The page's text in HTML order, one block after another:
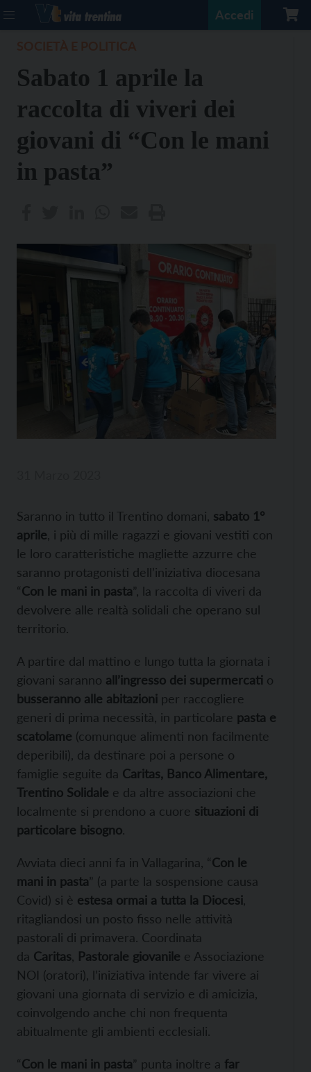
Accedi
Sabato 1 aprile la
raccolta di viveri dei
giovani di “Con le mani
in pasta”
Saranno in tutto il Trentino domani, sabato 1°
aprile , i più di mille ragazzi e giovani vestiti con
le loro caratteristiche magliette azzurre che
saranno protagonisti dell’iniziativa diocesana
“Con le mani in pasta”, la raccolta di viveri da
devolvere alle realtà solidali che operano sul
territorio.
A partire dal mattino e lungo tutta la giornata i
giovani saranno all’ingresso dei supermercati o
busseranno alle abitazioni per raccogliere
generi di prima necessità, in particolare pasta e
scatolame (comunque alimenti non facilmente
deperibili), da destinare poi a persone o
famiglie seguite da Caritas, Banco Alimentare,
Trentino Solidale e da altre associazioni che
localmente si prendono a cuore situazioni di
particolare bisogno.
Avviata dieci anni fa in Vallagarina, “Con le
mani in pasta” (a parte la sospensione causa
Covid) si è estesa ormai a tutta la Diocesi
ritagliandosi un posto fisso nelle attività
pastorali di primavera. Coordinata
da Caritas Pastorale giovanile e Associazione
NOI (oratori), l’iniziativa intende far vivere ai
giovani una giornata di servizio e di amicizia,
coinvolgendo anche chi non frequenta
abitualmente gli ambienti ecclesiali.
“Con le mani in pasta” punta inoltre a far